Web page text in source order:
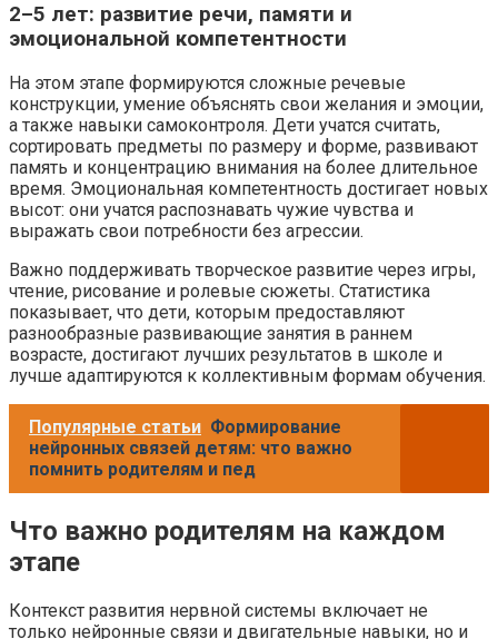
2–5 лет: развитие речи, памяти и
эмоциональной компетентности
На этом этапе формируются сложные речевые
конструкции, умение объяснять свои желания и эмоции,
а также навыки самоконтроля. Дети учатся считать,
сортировать предметы по размеру и форме, развивают
память и концентрацию внимания на более длительное
время. Эмоциональная компетентность достигает новых
высот: они учатся распознавать чужие чувства и
выражать свои потребности без агрессии.
Важно поддерживать творческое развитие через игры,
чтение, рисование и ролевые сюжеты. Статистика
показывает, что дети, которым предоставляют
разнообразные развивающие занятия в раннем
возрасте, достигают лучших результатов в школе и
лучше адаптируются к коллективным формам обучения.
Популярные статьи Формирование
нейронных связей детям: что важно
помнить родителям и пед
Что важно родителям на каждом
этапе
Контекст развития нервной системы включает не
только нейронные связи и двигательные навыки, но и